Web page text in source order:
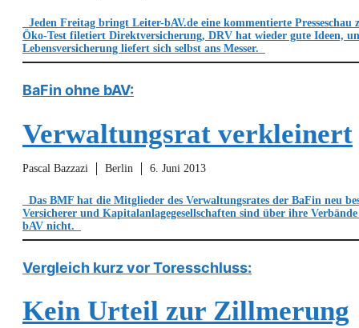
Jeden Freitag bringt Leiter-bAV.de eine kommentierte Presseschau
Öko-Test filetiert Direktversicherung, DRV hat wieder gute Ideen,
Lebensversicherung liefert sich selbst ans Messer.
BaFin ohne bAV:
Verwaltungsrat verkleinert
Pascal Bazzazi Berlin 6. Juni 2013
Das BMF hat die Mitglieder des Verwaltungsrates der BaFin neu
Versicherer und Kapitalanlagegesellschaften sind über ihre
bAV nicht.
Vergleich kurz vor Toresschluss:
Kein Urteil zur Zillmerung